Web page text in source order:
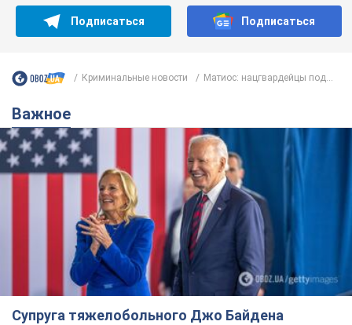
Подписаться Подписаться
Криминальные новости Матиос: нацгвардейцы под...
Важное
Супруга тяжелобольного Джо Байдена